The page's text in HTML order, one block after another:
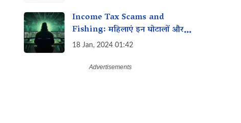
Income Tax Scams and
Fishing: महिलाएं इन घोटालों और
फ़िशिंग से कैसे बच सकती हैं?
18 Jan, 2024 01:42